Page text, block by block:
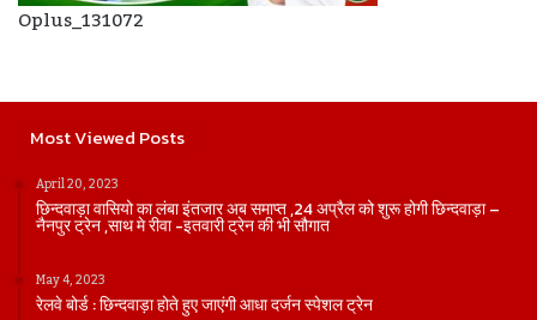
Oplus_131072
Most Viewed Posts
April 20, 2023
छिन्दवाड़ा वासियो का लंबा इंतजार अब समाप्त ,24 अप्रैल को शुरू होगी छिन्दवाड़ा –
नैनपुर ट्रेन ,साथ मे रीवा -इतवारी ट्रेन की भी सौगात
May 4, 2023
रेलवे बोर्ड : छिन्दवाड़ा होते हुए जाएंगी आधा दर्जन स्पेशल ट्रेन